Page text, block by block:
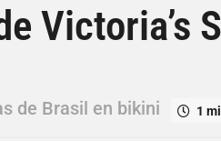
Victoria’s
de Brasil en bikini 1